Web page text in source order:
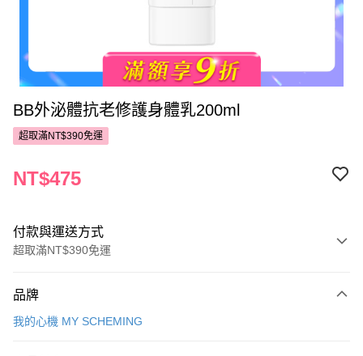
BB外泌體抗老修護身體乳200ml
超取滿NT$390免運
NT$475
付款與運送方式
超取滿NT$390免運
POYA支付
品牌
我的心機 MY SCHEMING